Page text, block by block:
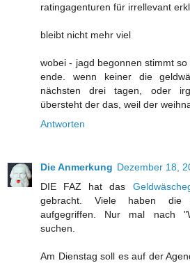
ratingagenturen für irrellevant
bleibt nicht mehr viel
wobei - jagd begonnen stimmt
ende. wenn keiner die
nächsten drei tagen, oder
übersteht der das, weil der
Antworten
Die Anmerkung Dezember 18,
DIE FAZ hat das
gebracht. Viele haben die
aufgegriffen. Nur mal nach
suchen.
Am Dienstag soll es auf der